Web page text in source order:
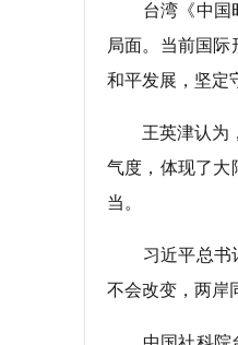
台湾《中国
局面。当前国
和平发展，坚定
王英津认为
气度，体现了大
当。
习近平总书
不会改变，两岸